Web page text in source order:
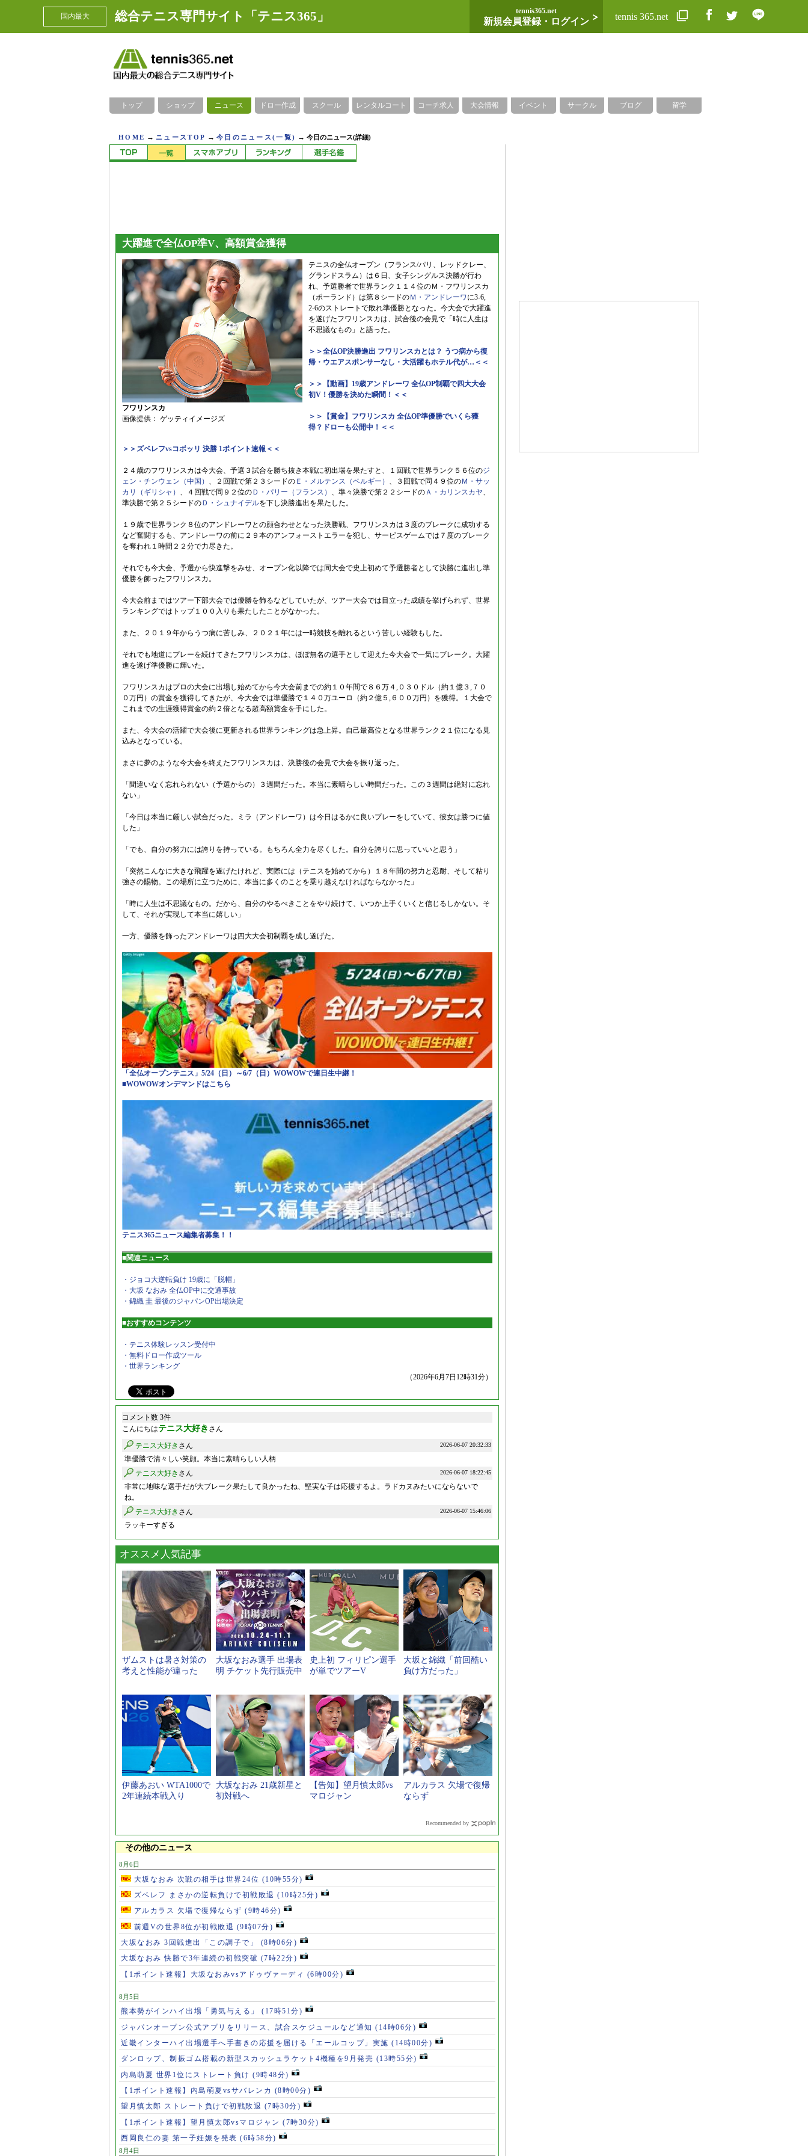
国内最大 総合テニス専門サイト「テニス365」 tennis365.net
新規会員登録・ログイン tennis 365.net
トップ ショップ ニュース ドロー作成 スクール レンタルコート コーチ求人 大会情報 イベント サークル ブログ 留学
HOME → ニュースTOP →今日のニュース(一覧) →今日のニュース(詳細)
大躍進で全仏OP準V、高額賞金獲得
フワリンスカ
画像提供： ゲッティイメージズ
テニスの全仏オープン（フランス/パリ、レッドクレー、
グランドスラム）は６日、女子シングルス決勝が行わ
れ、予選勝者で世界ランク１１４位のＭ・フワリンスカ
（ポーランド）は第８シードのＭ・アンドレーワに3-6,
2-6のストレートで敗れ準優勝となった。今大会で大躍進
を遂げたフワリンスカは、試合後の会見で「時に人生は
不思議なもの」と語った。
＞＞全仏OP決勝進出 フワリンスカとは？ うつ病から復
帰・ウエアスポンサーなし・大活躍もホテル代が…＜＜
＞＞【動画】19歳アンドレーワ 全仏OP制覇で四大大会
初V！優勝を決めた瞬間！＜＜
＞＞【賞金】フワリンスカ 全仏OP準優勝でいくら獲
得？ドローも公開中！＜＜
＞＞ズベレフvsコボッリ 決勝 1ポイント速報＜＜
２４歳のフワリンスカは今大会、予選３試合を勝ち抜き本戦に初出場を果たすと、１回戦で世界ランク５６位のジ
ェン・チンウェン（中国） 、２回戦で第２３シードの Ｅ・メルテンス（ベルギー） 、３回戦で同４９位のＭ・サッ
カリ（ギリシャ） 、４回戦で同９２位のＤ・パリー（フランス） 、準々決勝で第２２シードのＡ・カリンスカヤ、
準決勝で第２５シードのＤ・シュナイデルを下し決勝進出を果たした。
１９歳で世界ランク８位のアンドレーワとの顔合わせとなった決勝戦、フワリンスカは３度のブレークに成功する
など奮闘するも、アンドレーワの前に２９本のアンフォーストエラーを犯し、サービスゲームでは７度のブレーク
を奪われ１時間２２分で力尽きた。
それでも今大会、予選から快進撃をみせ、オープン化以降では同大会で史上初めて予選勝者として決勝に進出し準
優勝を飾ったフワリンスカ。
今大会前まではツアー下部大会では優勝を飾るなどしていたが、ツアー大会では目立った成績を挙げられず、世界
ランキングではトップ１００入りも果たしたことがなかった。
また、２０１９年からうつ病に苦しみ、２０２１年には一時競技を離れるという苦しい経験もした。
それでも地道にプレーを続けてきたフワリンスカは、ほぼ無名の選手として迎えた今大会で一気にブレーク。大躍
進を遂げ準優勝に輝いた。
フワリンスカはプロの大会に出場し始めてから今大会前までの約１０年間で８６万４,０３０ドル（約１億３,７０
０万円）の賞金を獲得してきたが、今大会では準優勝で１４０万ユーロ（約２億５,６００万円）を獲得。１大会で
これまでの生涯獲得賞金の約２倍となる超高額賞金を手にした。
また、今大会の活躍で大会後に更新される世界ランキングは急上昇。自己最高位となる世界ランク２１位になる見
込みとなっている。
まさに夢のような今大会を終えたフワリンスカは、決勝後の会見で大会を振り返った。
「間違いなく忘れられない（予選からの）３週間だった。本当に素晴らしい時間だった。この３週間は絶対に忘れ
ない」
「今日は本当に厳しい試合だった。ミラ（アンドレーワ）は今日はるかに良いプレーをしていて、彼女は勝つに値
した」
「でも、自分の努力には誇りを持っている。もちろん全力を尽くした。自分を誇りに思っていいと思う」
「突然こんなに大きな飛躍を遂げたけれど、実際には（テニスを始めてから）１８年間の努力と忍耐、そして粘り
強さの賜物。この場所に立つために、本当に多くのことを乗り越えなければならなかった」
「時に人生は不思議なもの。だから、自分のやるべきことをやり続けて、いつか上手くいくと信じるしかない。そ
して、それが実現して本当に嬉しい」
一方、優勝を飾ったアンドレーワは四大大会初制覇を成し遂げた。
「全仏オープンテニス」5/24（日）～6/7（日）WOWOWで連日生中継！
■WOWOWオンデマンドはこちら
テニス365ニュース編集者募集！！
■関連ニュース
・ジョコ大逆転負け 19歳に「脱帽」
・大坂 なおみ 全仏OP中に交通事故
・錦織 圭 最後のジャパンOP出場決定
■おすすめコンテンツ
・テニス体験レッスン受付中
・無料ドロー作成ツール
・世界ランキング
（2026年6月7日12時31分）
コメント数 3件
こんにちはテニス大好き さん
2026-06-07 20:32:33
テニス大好き さん
準優勝で清々しい笑顔。本当に素晴らしい人柄
2026-06-07 18:22:45
テニス大好き さん
非常に地味な選手だが大ブレーク果たして良かったね、堅実な子は応援するよ。ラドカヌみたいにならないで
ね。
2026-06-07 15:46:06
テニス大好き さん
ラッキーすぎる
オススメ人気記事
ザムストは暑さ対策の
考えと性能が違った
大坂なおみ選手 出場表
明 チケット先行販売中
史上初 フィリピン選手
が単でツアーV
大坂と錦織「前回酷い
負け方だった」
伊藤あおい WTA1000で
2年連続本戦入り
大坂なおみ 21歳新星と
初対戦へ
【告知】望月慎太郎vs
マロジャン
アルカラス 欠場で復帰
ならず
Recommended by
その他のニュース
8月6日
大坂なおみ 次戦の相手は世界24位 (10時55分)
ズベレフ まさかの逆転負けで初戦敗退 (10時25分)
アルカラス 欠場で復帰ならず (9時46分)
前週Vの世界8位が初戦敗退 (9時07分)
大坂なおみ 3回戦進出「この調子で」 (8時06分)
大坂なおみ 快勝で3年連続の初戦突破 (7時22分)
【1ポイント速報】大坂なおみvsアドゥヴァーディ (6時00分)
8月5日
熊本勢がインハイ出場「勇気与える」 (17時51分)
ジャパンオープン公式アプリをリリース、試合スケジュールなど通知 (14時06分)
近畿インターハイ出場選手へ手書きの応援を届ける「エールコップ」実施 (14時00分)
ダンロップ、制振ゴム搭載の新型スカッシュラケット4機種を9月発売 (13時55分)
内島萌夏 世界1位にストレート負け (9時48分)
【1ポイント速報】内島萌夏vsサバレンカ (8時00分)
望月慎太郎 ストレート負けで初戦敗退 (7時30分)
【1ポイント速報】望月慎太郎vsマロジャン (7時30分)
西岡良仁の妻 第一子妊娠を発表 (6時58分)
8月4日